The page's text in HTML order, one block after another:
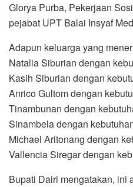
Glorya Purba, Pekerjaan
pejabat UPT Balai Insyaf
Adapun keluarga yang
Natalia Siburian dengan
Kasih Siburian dengan
Anrico Gultom dengan
Tinambunan dengan
Sinambela dengan
Michael Aritonang dengan
Vallencia Siregar dengan
Bupati Dairi mengatakan, ini